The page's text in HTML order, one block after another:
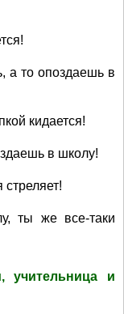
а то опоздаешь в
кидается!
в школу!
ты же все-таки
учительница и